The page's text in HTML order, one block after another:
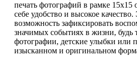
печать фотографий в рамке 15х15
себе удобство и высокое
возможность зафиксировать
значимых событиях в жизни, будь
фотографии, детские улыбки или
изысканном и оригинальном